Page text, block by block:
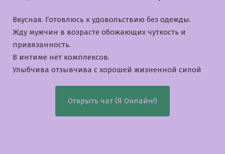
Вкусная. Готовлюсь к удовольствию без одежды.
Жду мужчин в возрасте обожающих чуткость и
привязанность.
В интиме нет комплексов.
Улыбчива отзывчива с хорошей жизненной силой
Открыть чат (Я Онлайн!)